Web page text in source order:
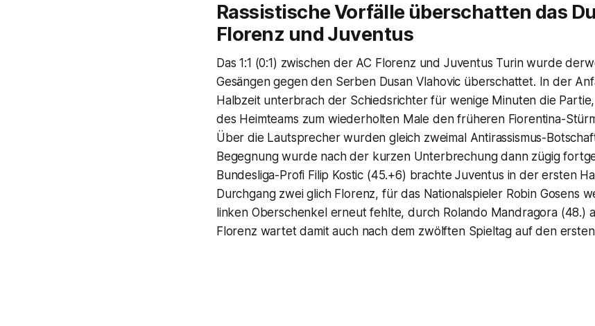
Rassistische Vorfälle überschatten das
Florenz und Juventus
Das 1:1 (0:1) zwischen der AC Florenz und Juventus Turin wurde
Gesängen gegen den Serben Dusan Vlahovic überschattet. In der
Halbzeit unterbrach der Schiedsrichter für wenige Minuten die
des Heimteams zum wiederholten Male den früheren Fiorentina-
Über die Lautsprecher wurden gleich zweimal Antirassismus-
Begegnung wurde nach der kurzen Unterbrechung dann zügig
Bundesliga-Profi Filip Kostic (45.+6) brachte Juventus in der ersten
Durchgang zwei glich Florenz, für das Nationalspieler Robin Gosens
linken Oberschenkel erneut fehlte, durch Rolando Mandragora (48.)
Florenz wartet damit auch nach dem zwölften Spieltag auf den ersten